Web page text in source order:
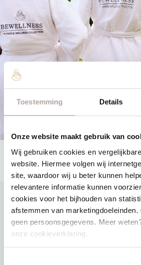
Toestemming Details
Onze website maakt gebruik van
Wij gebruiken cookies en
website. Hiermee volgen wij
site, waardoor wij u beter kunnen
relevantere informatie kunnen
cookies voor het bijhouden van
afstemmen van marketingdoeleinden.
geen persoonsgegevens. Meer
onze cookieverklaring.
Direct naar